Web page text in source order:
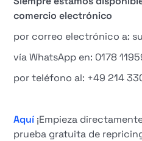
comercio electrónico
por correo electrónico a:
vía WhatsApp en: 0178
por teléfono al: +49 214
Aquí ¡Empieza
prueba gratuita de